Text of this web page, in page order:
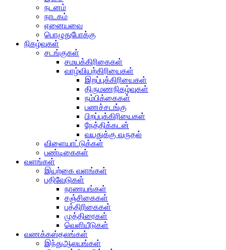
நடனம்
நாடகம்
ஏனையவை
பொழுதுபோக்கு
நிகழ்வுகள்
சடங்குகள்
சமயக்கிரிகைகள்
வாழ்வியற்கிரியைகள்
இறப்புக்கிரியைகள்
திருமணநிகழ்வுகள்
நம்பிக்கைகள்
பணச்சடங்கு
பிறப்புக்கிரியைகள்
நேத்திக்கடன்
வயதுக்கு வருதல்
விளையாட்டுக்கள்
பண்டிகைகள்
வளங்கள்
இயற்கை வளங்கள்
பதிவேடுகள்
நாணயங்கள்
சஞ்சிகைகள்
பத்திரிகைகள்
முத்திரைகள்
வெளியீடுகள்
வணக்கஸ்தலங்கள்
இந்துஆலயங்கள்